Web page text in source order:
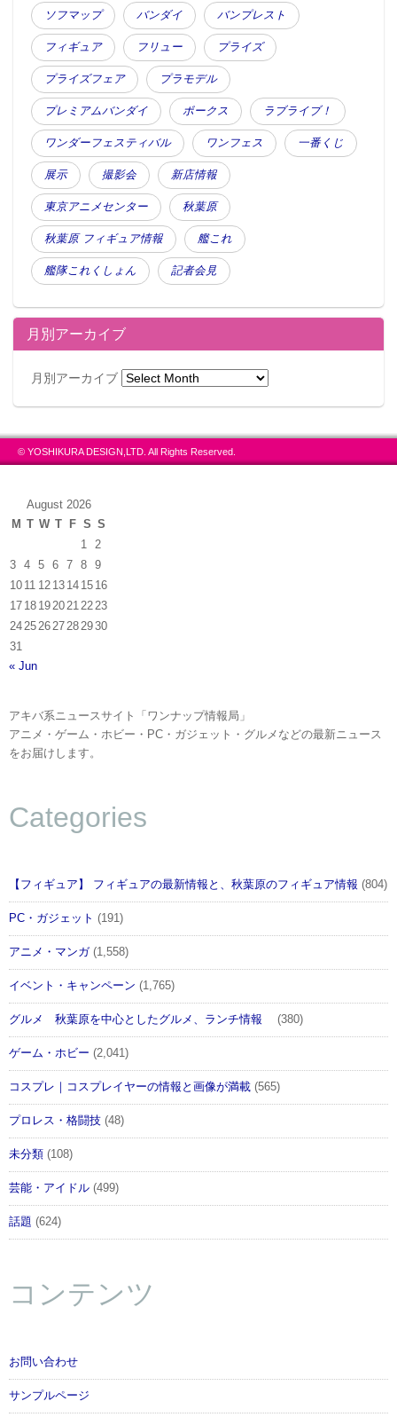
ソフマップ バンダイ バンプレスト
フィギュア フリュー プライズ
プライズフェア プラモデル
プレミアムバンダイ ボークス ラブライブ！
ワンダーフェスティバル ワンフェス 一番くじ
展示 撮影会 新店情報
東京アニメセンター 秋葉原
秋葉原 フィギュア情報 艦これ
艦隊これくしょん 記者会見
月別アーカイブ
月別アーカイブ
© YOSHIKURA DESIGN,LTD. All Rights Reserved.
August 2026
M T W T F S S
1
2
3
4 5 6 7 8
9
10 11 12 13 14 15 16
17 18 19 20 21 22 23
24 25 26 27 28 2930
31
« Jun
アキバ系ニュースサイト「ワンナップ情報局」
アニメ・ゲーム・ホビー・PC・ガジェット・グルメなどの最新ニュース
をお届けします。
Categories
【フィギュア】 フィギュアの最新情報と、秋葉原のフィギュア情報 (804)
PC・ガジェット (191)
アニメ・マンガ(1,558)
イベント・キャンペーン (1,765)
グルメ 秋葉原を中心としたグルメ、ランチ情報 (380)
ゲーム・ホビー (2,041)
コスプレ｜コスプレイヤーの情報と画像が満載 (565)
プロレス・格闘技 (48)
未分類 (108)
芸能・アイドル (499)
話題 (624)
コンテンツ
お問い合わせ
サンプルページ